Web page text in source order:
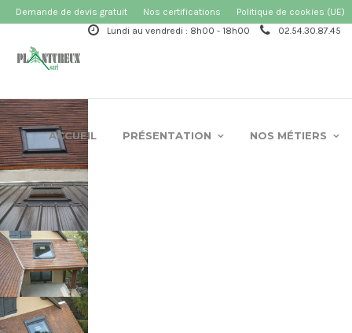
Demande de devis gratuit Nos certifications
Politique de cookies (UE)
Lundi au vendredi : 8h00 - 18h00
02.54.30.87.45
ACCUEIL PRÉSENTATION NOS MÉTIERS